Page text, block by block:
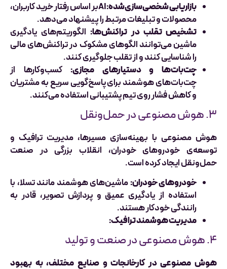
بازاریابی شخصی‌سازی‌شده:
AIبر اساس رفتار خرید کاربران،
محصولات و تبلیغات مرتبط را پیشنهاد می‌دهد.
تشخیص تقلب در تراکنش‌ها:الگوریتم‌های یادگیری
ماشین می‌توانند الگوهای مشکوک در تراکنش‌های مالی
را شناسایی کنند و از تقلب جلوگیری کنند.
چت‌بات‌ها و دستیارهای مجازی:کسب‌وکارها از
چت‌بات‌های هوشمند برای پاسخ‌گویی سریع به مشتریان
و کاهش فشار روی تیم پشتیبانی استفاده می‌کنند.
۳. هوش مصنوعی در حمل‌ونقل
هوش مصنوعی با بهینه‌سازی مسیرها، مدیریت ترافیک و
توسعه‌ی خودروهای خودران، انقلاب بزرگی در صنعت
حمل‌ونقل ایجاد کرده است.
خودروهای خودران:ماشین‌های هوشمند مانند تسلا، با
استفاده از یادگیری عمیق و پردازش تصویر، قادر به
رانندگی خودکار هستند.
مدیریت هوشمند ترافیک:
۴. هوش مصنوعی در صنعت و تولید
هوش مصنوعی در کارخانجات و صنایع مختلف، به بهبود